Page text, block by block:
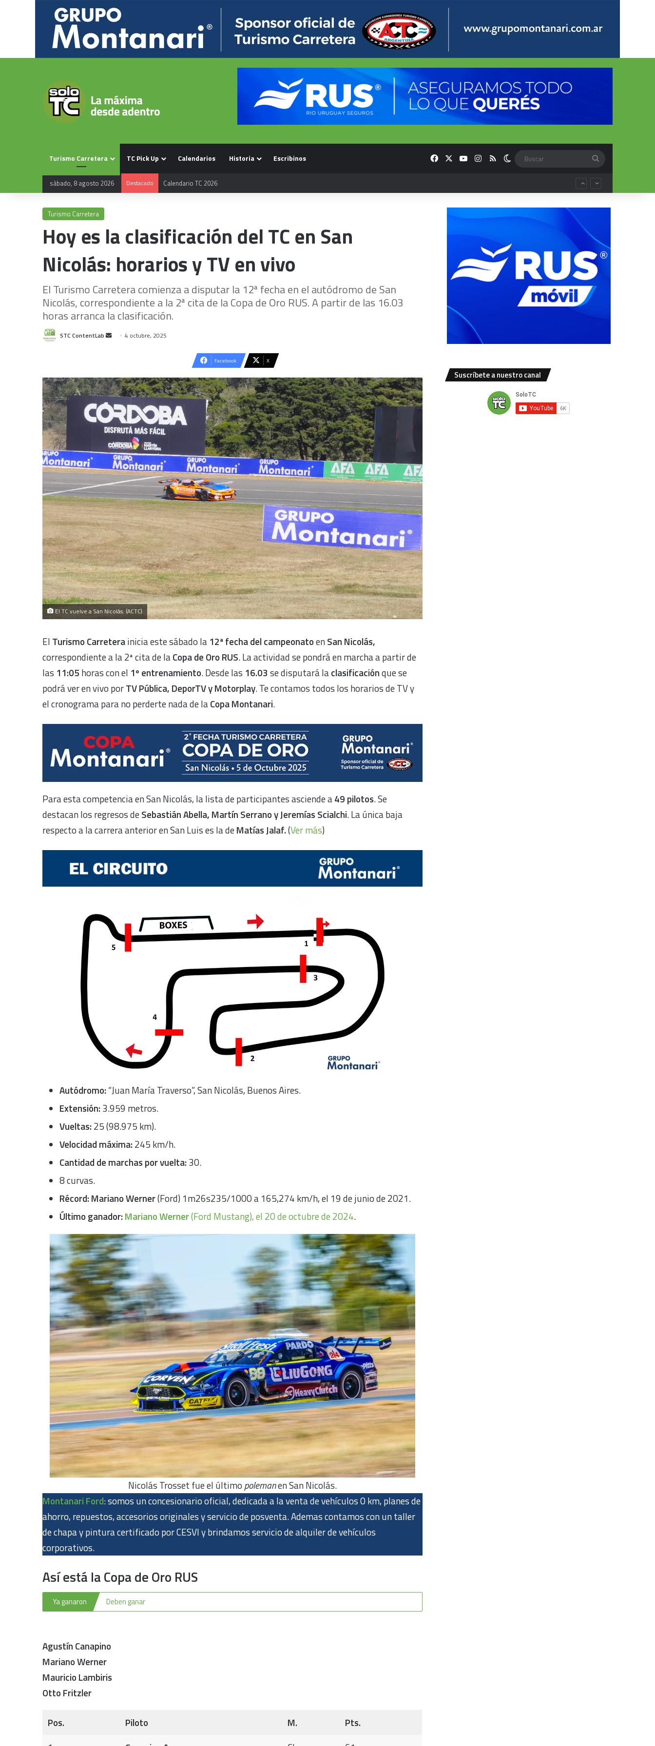
Turismo Carretera TC Pick Up Calendarios Historia Escribinos FacebookYouTubeInstagram
RSS Switch skin
sábado, 8 agosto 2026 Destacado Calendario TC 2026
Turismo Carretera
Hoy es la clasificación del TC en San
Nicolás: horarios y TV en vivo
El Turismo Carretera comienza a disputar la 12ª fecha en el autódromo de San
Nicolás, correspondiente a la 2ª cita de la Copa de Oro RUS. A partir de las 16.03
horas arranca la clasificación.
STC ContentLab
Send 4 octubre, 2025
Facebook X
El TC vuelve a San Nicolás. (ACTC)
El Turismo Carreterainicia este sábado la 12ª fecha del campeonatoenSan Nicolás,
correspondiente a la 2ª citade laCopa de Oro RUS. La actividad se pondrá en marcha a partir de
las 11:05 horas con el 1º entrenamiento. Desde las 16.03 se disputará laclasificaciónque se
podrá ver en vivo porTV Pública, DeporTV y Motorplay. Te contamos todos los horarios de TV y
el cronograma para no perderte nada de laCopa Montanari.
Para esta competencia en San Nicolás, la lista de participantes asciende a49 pilotos. Se
destacan los regresos deSebastián Abella, Martín Serrano y Jeremías Scialchi. La única baja
respecto a la carrera anterior en San Luis es la deMatías Jalaf.(Ver más)
Autódromo: “Juan María Traverso”, San Nicolás, Buenos Aires.
Extensión: 3.959 metros.
Vueltas: 25 (98.975 km).
Velocidad máxima: 245 km/h.
Cantidad de marchas por vuelta: 30.
8 curvas.
Récord: Mariano Werner(Ford) 1m26s235/1000 a 165,274 km/h, el 19 de junio de 2021.
Último ganador: Mariano Werner(Ford Mustang), el 20 de octubre de 2024.
Nicolás Trosset fue el último polemanen San Nicolás.
Montanari Ford: somos un concesionario oficial, dedicada a la venta de vehículos 0 km, planes de
ahorro, repuestos, accesorios originales y servicio de posventa. Ademas contamos con un taller
de chapa y pintura certificado por CESVI y brindamos servicio de alquiler de vehículos
corporativos.
Así está la Copa de Oro RUS
Ya ganaron Deben ganar
Agustín Canapino
Mariano Werner
Mauricio Lambiris
Otto Fritzler
Pos. Piloto M.
Pts.
Suscríbete a nuestro canal